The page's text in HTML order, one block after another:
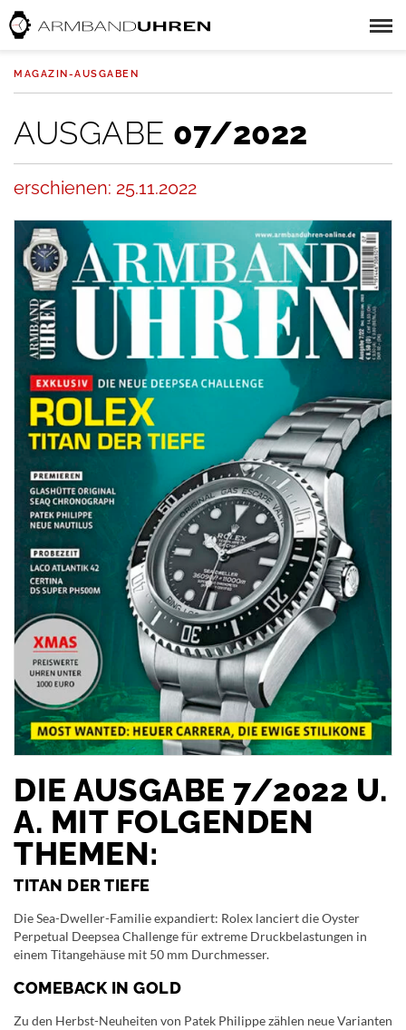
MAGAZIN-AUSGABEN
AUSGABE 07/2022
erschienen: 25.11.2022
DIE AUSGABE 7/2022 U.
A. MIT FOLGENDEN
THEMEN:
TITAN DER TIEFE
Die Sea-Dweller-Familie expandiert: Rolex lanciert die Oyster
Perpetual Deepsea Challenge für extreme Druckbelastungen in
einem Titangehäuse mit 50 mm Durchmesser.
COMEBACK IN GOLD
Zu den Herbst-Neuheiten von Patek Philippe zählen neue Varianten